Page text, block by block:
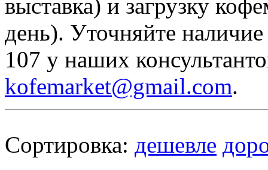
выставка) и загрузку
день). Уточняйте
107 у наших
kofemarket@gmail.com.
Сортировка: дешевле